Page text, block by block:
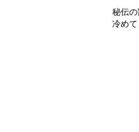
秘伝
冷めて